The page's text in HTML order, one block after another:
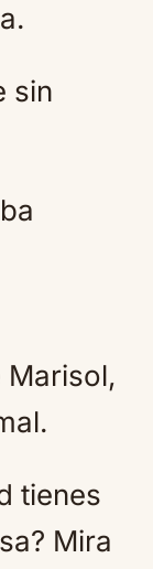
sin
Marisol,
tienes
Mira